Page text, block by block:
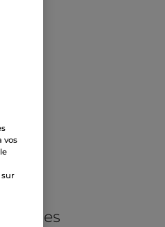
vos
sur